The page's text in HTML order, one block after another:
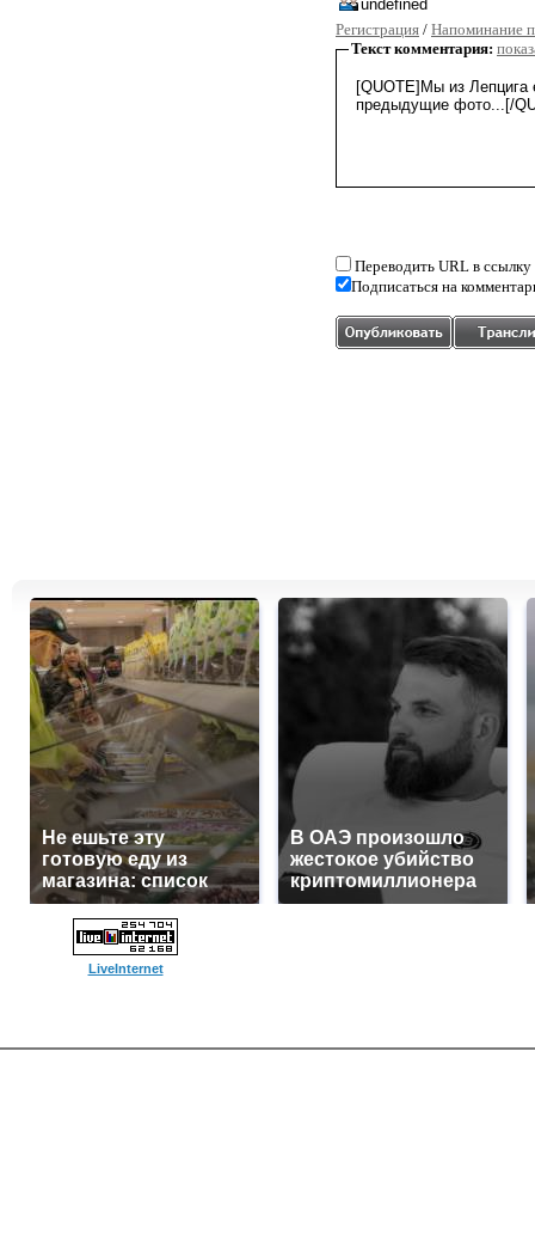
Регистрация / Напоминание
Текст комментария:
Переводить URL в ссылку
Подписаться на
Не ешьте эту
готовую еду из
магазина: список
В ОАЭ произошло
жестокое убийство
криптомиллионера
LiveInternet